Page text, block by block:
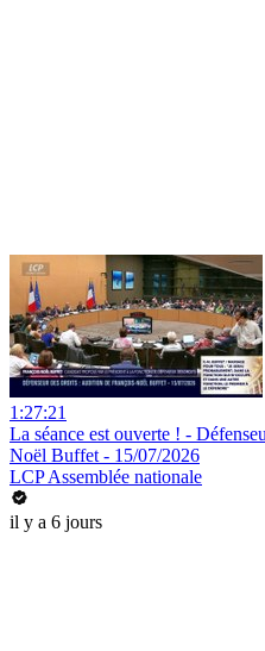
1:27:21
La séance est ouverte ! -
Noël Buffet - 15/07/2026
LCP Assemblée nationale
il y a 6 jours